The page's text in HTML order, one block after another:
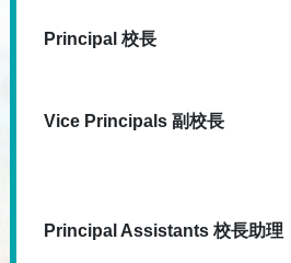
Principal 校長
Vice Principals 副校長
Principal Assistants 校長助理